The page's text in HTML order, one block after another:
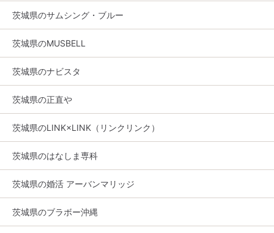
茨城県のサムシング・ブルー
茨城県のMUSBELL
茨城県のナビスタ
茨城県の正直や
茨城県のLINK×LINK（リンクリンク）
茨城県のはなしま専科
茨城県の婚活 アーバンマリッジ
茨城県のブラボー沖縄